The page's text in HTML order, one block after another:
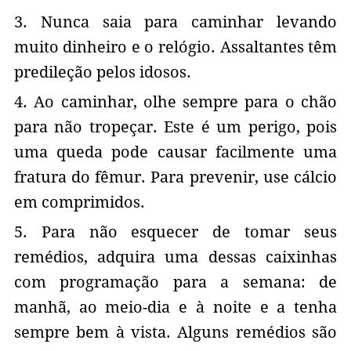
3. Nunca saia para caminhar levando
muito dinheiro e o relógio. Assaltantes têm
predileção pelos idosos.
4. Ao caminhar, olhe sempre para o chão
para não tropeçar. Este é um perigo, pois
uma queda pode causar facilmente uma
fratura do fêmur. Para prevenir, use cálcio
em comprimidos.
5. Para não esquecer de tomar seus
remédios, adquira uma dessas caixinhas
com programação para a semana: de
manhã, ao meio-dia e à noite e a tenha
sempre bem à vista. Alguns remédios são